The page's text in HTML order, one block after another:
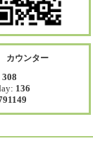
カウンター
308
136